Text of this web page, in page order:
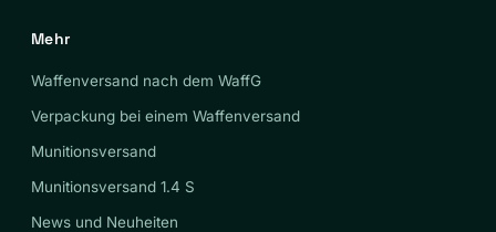
Mehr
Waffenversand nach dem WaffG
Verpackung bei einem Waffenversand
Munitionsversand
Munitionsversand 1.4 S
News und Neuheiten